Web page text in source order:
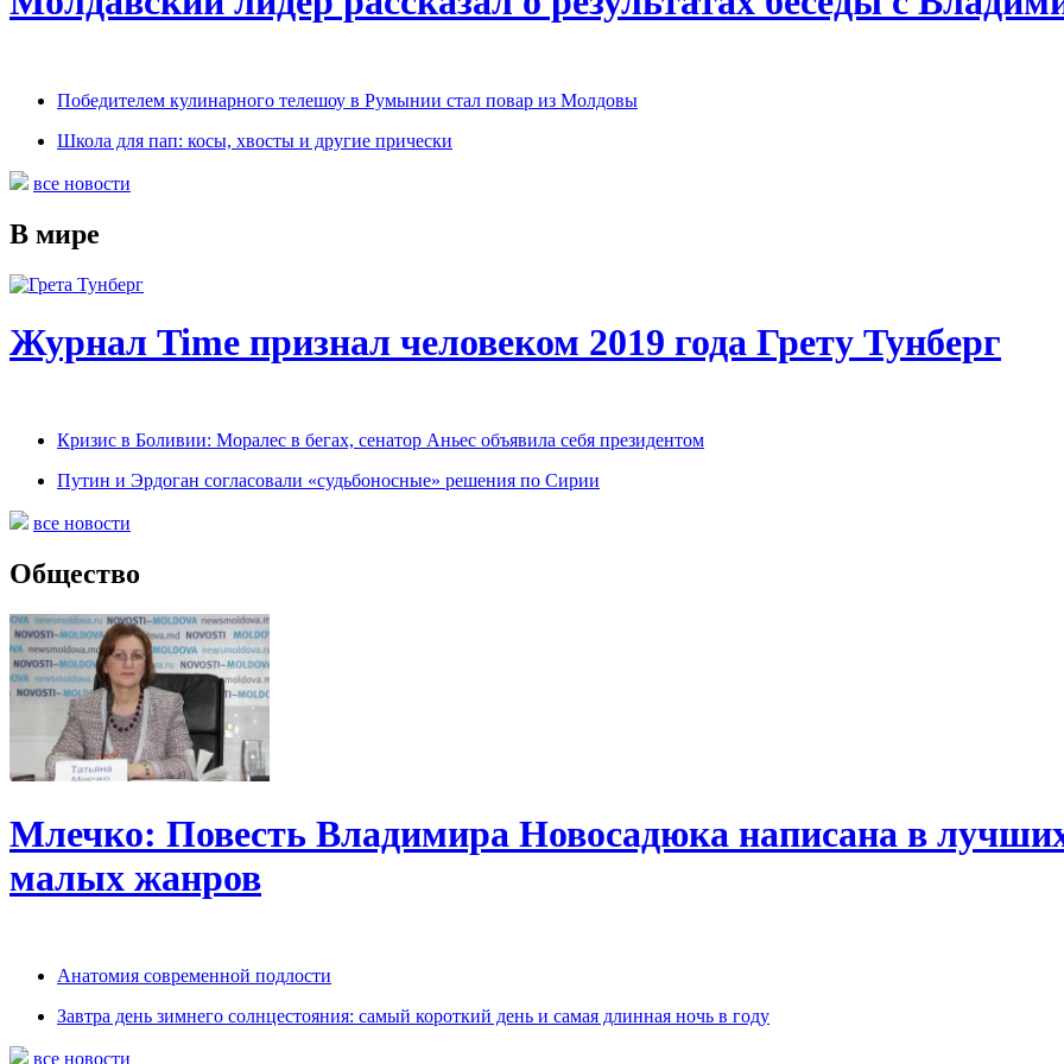
Победителем кулинарного телешоу в Румынии стал повар из Молдовы
Школа для пап: косы, хвосты и другие прически
все новости
В мире
Журнал Time признал человеком 2019 года Грету Тунберг
Кризис в Боливии: Моралес в бегах, сенатор Аньес объявила себя президентом
Путин и Эрдоган согласовали «судьбоносные» решения по Сирии
все новости
Общество
Млечко: Повесть Владимира Новосадюка написана в
малых жанров
Анатомия современной подлости
Завтра день зимнего солнцестояния: самый короткий день и самая длинная ночь в году
все новости